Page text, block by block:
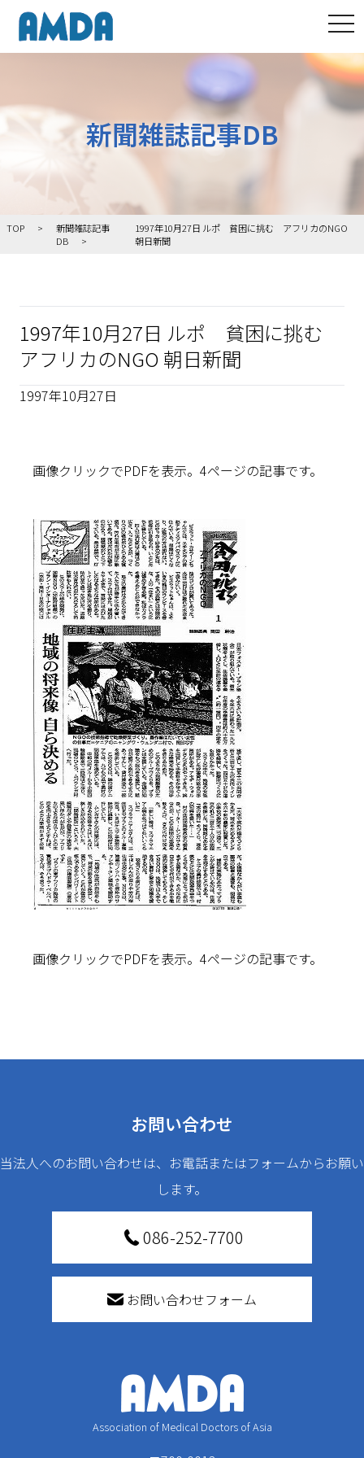
新聞雑誌記事DB
TOP
新聞雑誌記事
DB
1997年10月27日 ルポ 貧困に挑む アフリカのNGO
朝日新聞
1997年10月27日 ルポ 貧困に挑む
アフリカのNGO 朝日新聞
1997年10月27日
画像クリックでPDFを表示。4ページの記事です。
画像クリックでPDFを表示。4ページの記事です。
お問い合わせ
当法人へのお問い合わせは、お電話またはフォームからお願い
します。
086-252-7700
お問い合わせフォーム
Association of Medical Doctors of Asia